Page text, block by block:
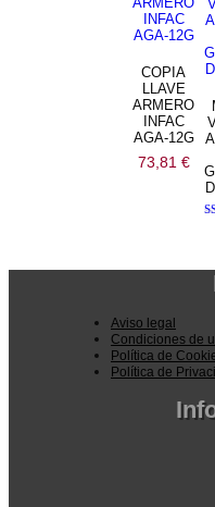
COPIA
LLAVE
ARMERO
INFAC
AGA-12G
73,81 €
Aviso legal
Condiciones de
Política de
Política de